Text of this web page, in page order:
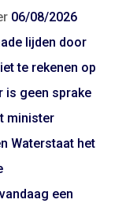
06/08/2026
lijden door
te rekenen op
is geen sprake
minister
Waterstaat het
een